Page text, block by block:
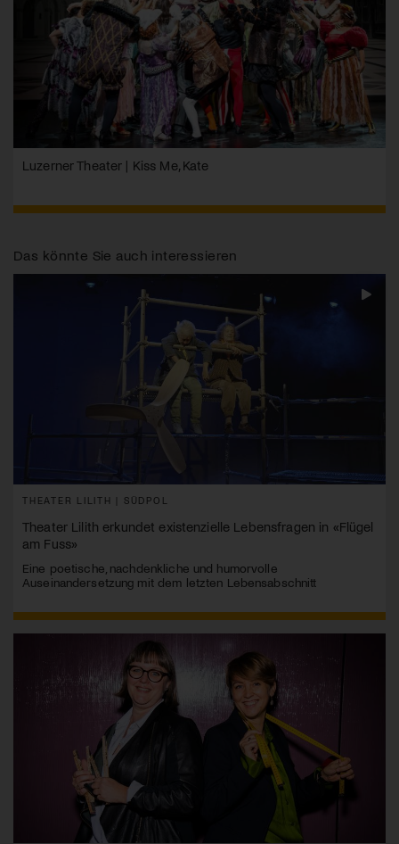
Luzerner Theater | Kiss Me, Kate
Das könnte Sie auch interessieren
THEATER LILITH | SÜDPOL
Theater Lilith erkundet existenzielle Lebensfragen in «Flügel
am Fuss»
Eine poetische, nachdenkliche und humorvolle
Auseinandersetzung mit dem letzten Lebensabschnitt